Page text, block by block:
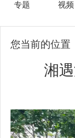
专题 视频
您当前的位置
湘